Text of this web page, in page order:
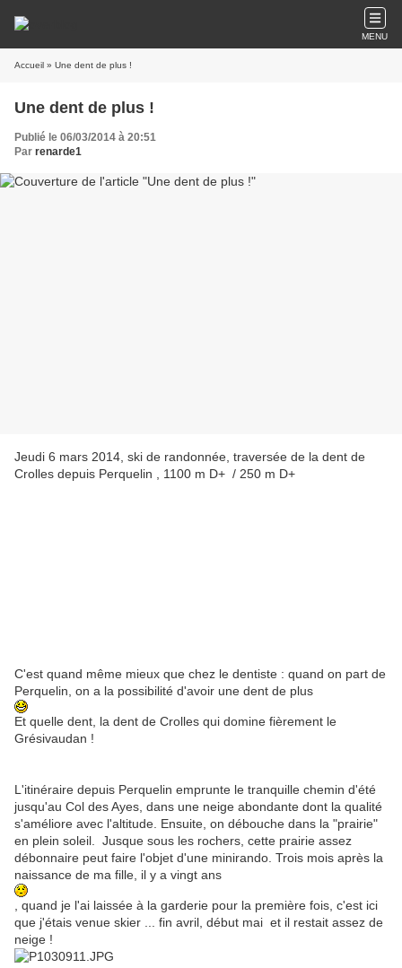
MENU
Accueil » Une dent de plus !
Une dent de plus !
Publié le 06/03/2014 à 20:51
Par renarde1
Jeudi 6 mars 2014, ski de randonnée, traversée de la dent de
Crolles depuis Perquelin , 1100 m D+ / 250 m D+
C'est quand même mieux que chez le dentiste : quand on part de
Perquelin, on a la possibilité d'avoir une dent de plus
Et quelle dent, la dent de Crolles qui domine fièrement le
Grésivaudan !
L'itinéraire depuis Perquelin emprunte le tranquille chemin d'été
jusqu'au Col des Ayes, dans une neige abondante dont la qualité
s'améliore avec l'altitude. Ensuite, on débouche dans la "prairie"
en plein soleil. Jusque sous les rochers, cette prairie assez
débonnaire peut faire l'objet d'une minirando. Trois mois après la
naissance de ma fille, il y a vingt ans
, quand je l'ai laissée à la garderie pour la première fois, c'est ici
que j'étais venue skier ... fin avril, début mai et il restait assez de
neige !